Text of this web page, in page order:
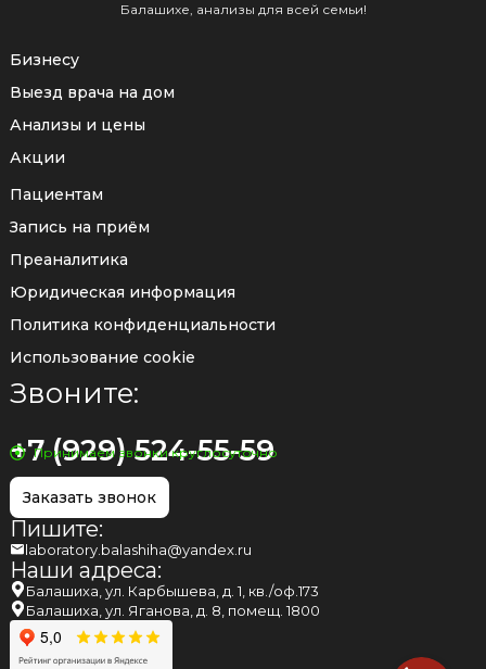
Балашихе, анализы для всей семьи!
Бизнесу
Выезд врача на дом
Анализы и цены
Акции
Пациентам
Запись на приём
Преаналитика
Юридическая информация
Политика конфиденциальности
Использование cookie
Звоните:
+7 (929) 524-55-59
Принимаем звонки круглосуточно
Заказать звонок
Пишите:
laboratory.balashiha@yandex.ru
Наши адреса:
Балашиха, ул. Карбышева, д. 1, кв./оф.173
Балашиха, ул. Яганова, д. 8, помещ. 1800